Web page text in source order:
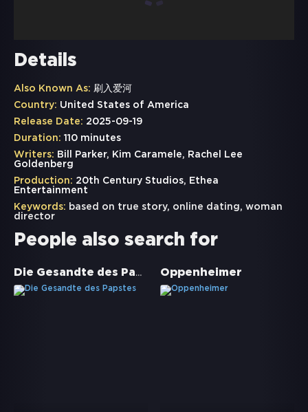
Details
Also Known As: 刷入爱河
Country: United States of America
Release Date: 2025-09-19
Duration: 110 minutes
Writers: Bill Parker, Kim Caramele, Rachel Lee
Goldenberg
Production: 20th Century Studios, Ethea
Entertainment
Keywords: based on true story, online dating , woman
director
People also search for
Die Gesandte des Papstes Oppenheimer